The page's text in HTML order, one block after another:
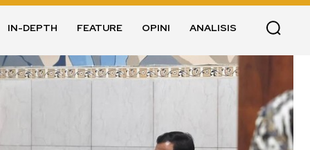
IN-DEPTH FEATURE OPINI ANALISIS